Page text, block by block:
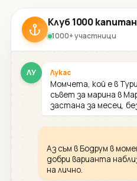
Клуб 1000
1000+ участници
ЛУ Лукас
Момчета, кой е в
съвет за марина в
застана за месец,
Аз съм в Бодрум в
добри варианта
на лично.